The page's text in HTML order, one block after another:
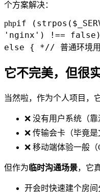
个方案解决：
phpif
'nginx') !== false)
else { *// 普通环境
它不完美，但很
当然啦，作为个人项目，
❌ 没有用户系统（靠
❌ 传输会卡（毕竟是
❌ 移动端体验一般（
但作为 临时沟通场景，它
开会时快速建个房间